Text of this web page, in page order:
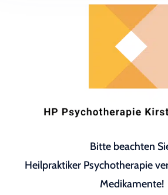
Bitte beachten
Heilpraktiker Psychotherapie
Medikamente!